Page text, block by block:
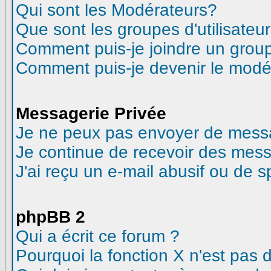
Qui sont les Modérateurs?
Que sont les groupes
Comment puis-je joindre un
Comment puis-je devenir le
Messagerie Privée
Je ne peux pas envoyer de
Je continue de recevoir des
J'ai reçu un e-mail abusif ou de
phpBB 2
Qui a écrit ce forum ?
Pourquoi la fonction X n'est pas